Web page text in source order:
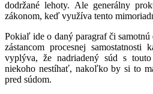
dodržané lehoty. Ale generálny
zákonom, keď využíva tento
Pokiaľ ide o daný paragraf či
zástancom procesnej samostatnosti
vyplýva, že nadriadený súd s
niekoho nestíhať, nakoľko by si to
pred súdom.